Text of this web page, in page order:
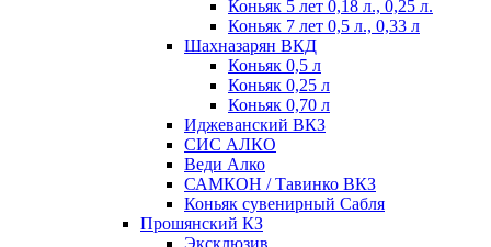
Коньяк 5 лет 0,18 л., 0,25 л.
Коньяк 7 лет 0,5 л., 0,33 л
Шахназарян ВКД
Коньяк 0,5 л
Коньяк 0,25 л
Коньяк 0,70 л
Иджеванский ВКЗ
СИС АЛКО
Веди Алко
САМКОН / Тавинко ВКЗ
Коньяк сувенирный Сабля
Прошянский КЗ
Эксклюзив